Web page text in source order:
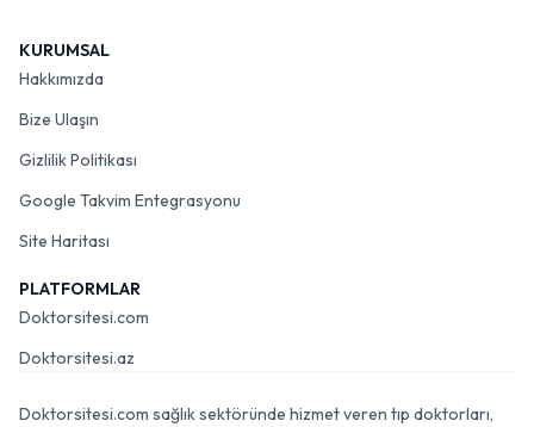
KURUMSAL
Hakkımızda
Bize Ulaşın
Gizlilik Politikası
Google Takvim Entegrasyonu
Site Haritası
PLATFORMLAR
Doktorsitesi.com
Doktorsitesi.az
Doktorsitesi.com sağlık sektöründe hizmet veren tıp doktorları,